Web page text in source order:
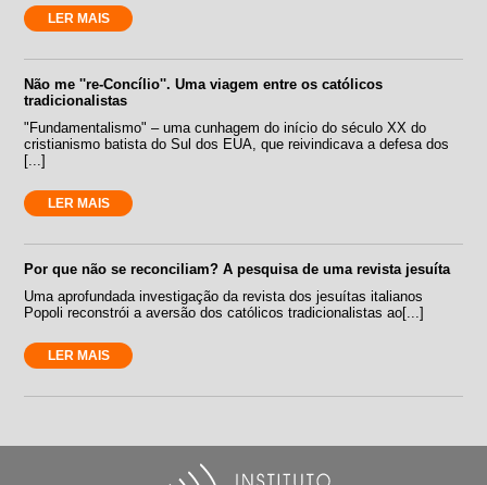
LER MAIS
Não me ''re-Concílio''. Uma viagem entre os católicos
tradicionalistas
"Fundamentalismo" – uma cunhagem do início do século XX do
cristianismo batista do Sul dos EUA, que reivindicava a defesa dos
[...]
LER MAIS
Por que não se reconciliam? A pesquisa de uma revista jesuíta
Uma aprofundada investigação da revista dos jesuítas italianos
Popoli reconstrói a aversão dos católicos tradicionalistas ao[...]
LER MAIS